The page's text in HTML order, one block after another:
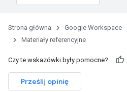
Strona główna Google Workspace
Materiały referencyjne
Czy te wskazówki były pomocne?
Prześlij opinię